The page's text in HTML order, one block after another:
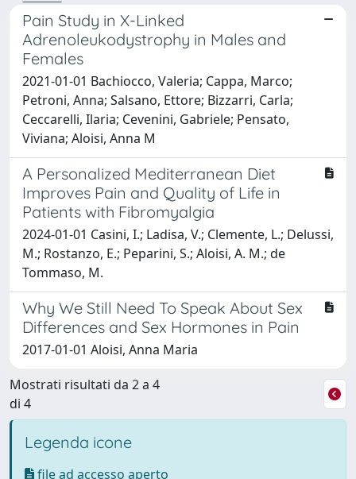
Pain Study in X-Linked
Adrenoleukodystrophy in Males and
Females
2021-01-01 Bachiocco, Valeria; Cappa, Marco;
Petroni, Anna; Salsano, Ettore; Bizzarri, Carla;
Ceccarelli, Ilaria; Cevenini, Gabriele; Pensato,
Viviana; Aloisi, Anna M
A Personalized Mediterranean Diet
Improves Pain and Quality of Life in
Patients with Fibromyalgia
2024-01-01 Casini, I.; Ladisa, V.; Clemente, L.; Delussi,
M.; Rostanzo, E.; Peparini, S.; Aloisi, A. M.; de
Tommaso, M.
Why We Still Need To Speak About Sex
Differences and Sex Hormones in Pain
2017-01-01 Aloisi, Anna Maria
Mostrati risultati da 2 a 4
di 4
Legenda icone
file ad accesso aperto